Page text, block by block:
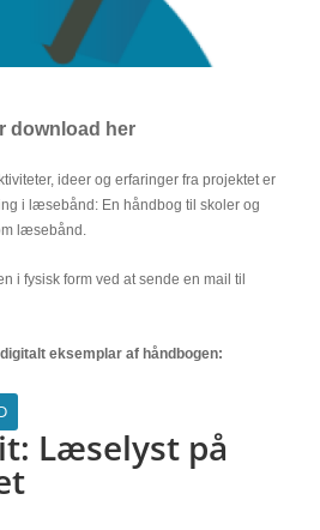
download her
ideer og erfaringer fra projektet er
i læsebånd: En håndbog til skoler og
læsebånd.
i fysisk form ved at sende en mail til
eksemplar af håndbogen:
Læselyst på